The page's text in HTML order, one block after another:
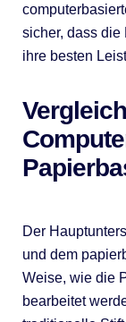
sicher, dass die
ihre besten
Der
und dem
Weise, wie die
bearbeitet